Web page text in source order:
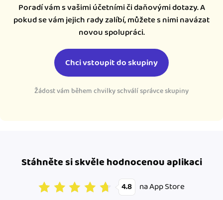
Poradí vám s vašimi účetními či daňovými dotazy. A
pokud se vám jejich rady zalíbí, můžete s nimi navázat
novou spolupráci.
Chci vstoupit do skupiny
Žádost vám během chvilky schválí správce skupiny
Stáhněte si skvěle hodnocenou aplikaci
4.8 na App Store